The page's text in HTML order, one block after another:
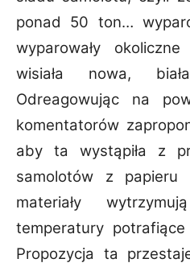
ponad 50 ton…
wyparowały
wisiała nowa,
Odreagowując na
komentatorów
aby ta wystąpiła z
samolotów z papieru
materiały
temperatury
Propozycja ta